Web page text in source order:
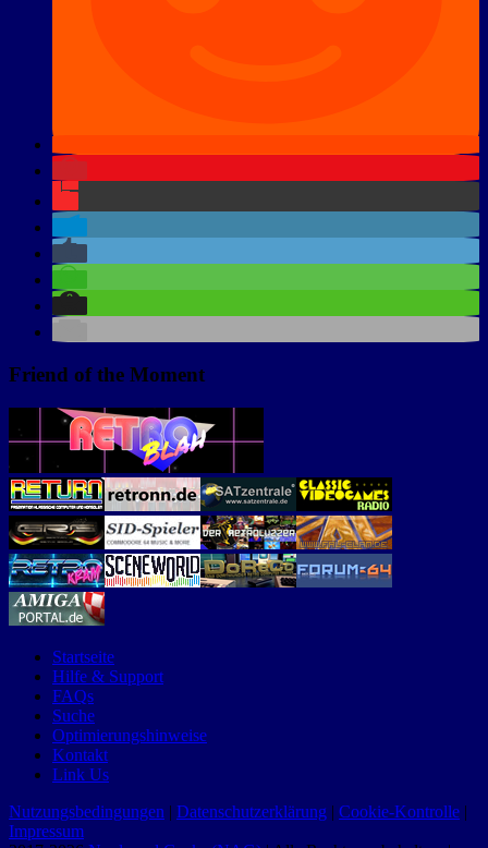
Friend of the Moment
Startseite
Hilfe & Support
FAQs
Suche
Optimierungshinweise
Kontakt
Link Us
Nutzungsbedingungen | Datenschutzerklärung | Cookie-Kontrolle |
Impressum